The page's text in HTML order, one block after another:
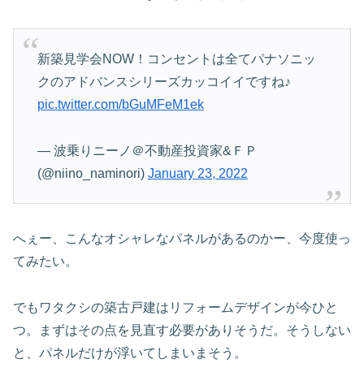
新築見学会NOW！コンセントは全てパナソニッ
クのアドバンスシリーズカッコイイですね♪
pic.twitter.com/bGuMFeM1ek
— 波乗りニーノ＠不動産投資家&ＦＰ
(@niino_naminori) January 23, 2022
へぇー、こんなオシャレなパネルがあるのかー、今度使っ
てみたい。
でもワタクシの築古戸建はリフォームデザインが今ひと
つ。まずはその点を見直す必要がありそうだ。そうしない
と、パネルだけが浮いてしまいまそう。